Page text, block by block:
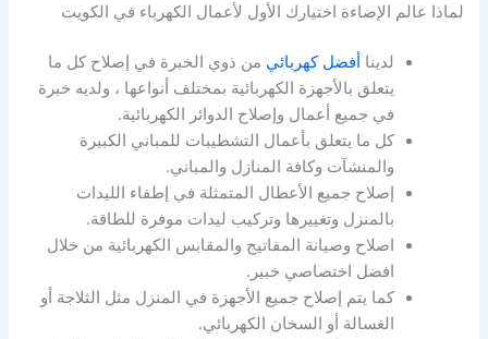
لماذا عالم الإضاءة اختيارك الأول لأعمال الكهرباء في الكويت
لدينا أفضل كهربائي من ذوي الخبرة في إصلاح كل ما
يتعلق بالأجهزة الكهربائية بمختلف أنواعها ، ولديه خبرة
في جميع أعمال وإصلاح الدوائر الكهربائية.
كل ما يتعلق بأعمال التشطيبات للمباني الكبيرة
والمنشآت وكافة المنازل والمباني.
إصلاح جميع الأعطال المتمثلة في إطفاء الليدات
بالمنزل وتغييرها وتركيب ليدات موفرة للطاقة.
اصلاح وصيانة المفاتيح والمقابس الكهربائية من خلال
افضل اختصاصي خبير.
كما يتم إصلاح جميع الأجهزة في المنزل مثل الثلاجة أو
الغسالة أو السخان الكهربائي.